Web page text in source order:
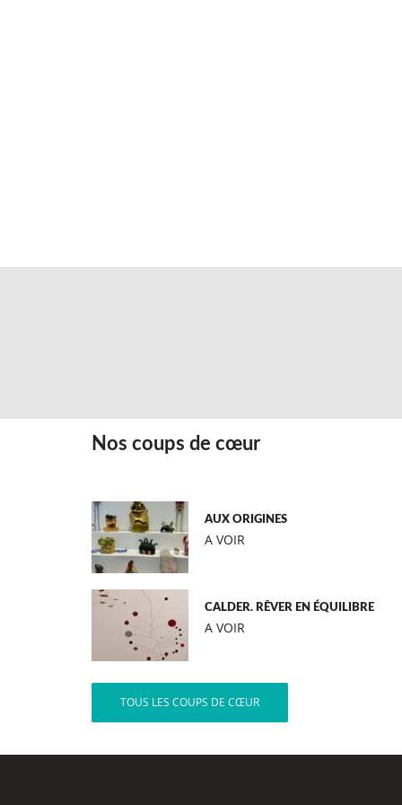
Nos coups de cœur
AUX ORIGINES
A VOIR
CALDER. RÊVER EN ÉQUILIBRE
A VOIR
TOUS LES COUPS DE CŒUR